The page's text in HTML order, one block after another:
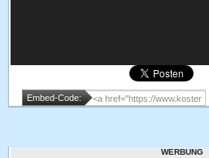
Embed-Code:
WERBUNG